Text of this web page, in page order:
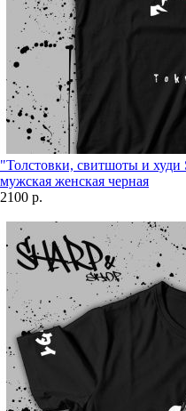
"Толстовки, свитшоты и
мужская женская черная
2100 р.